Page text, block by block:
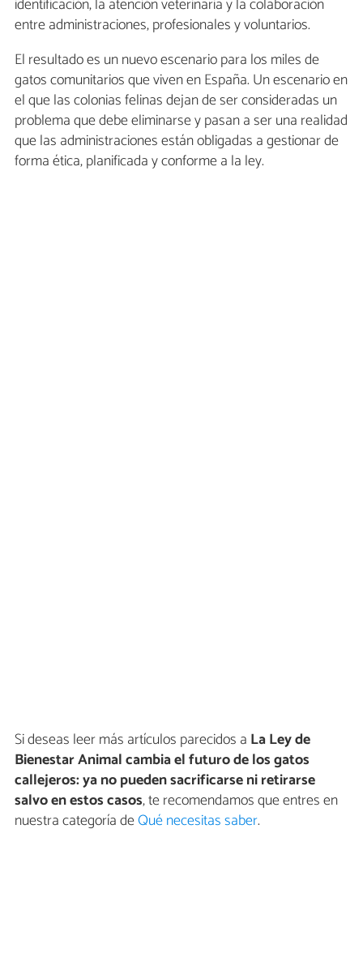
entre administraciones, profesionales y voluntarios.
El resultado es un nuevo escenario para los miles de
gatos comunitarios que viven en España. Un escenario en
el que las colonias felinas dejan de ser consideradas un
problema que debe eliminarse y pasan a ser una realidad
que las administraciones están obligadas a gestionar de
forma ética, planificada y conforme a la ley.
Si deseas leer más artículos parecidos a La Ley de
Bienestar Animal cambia el futuro de los gatos
callejeros: ya no pueden sacrificarse ni retirarse
salvo en estos casos, te recomendamos que entres en
nuestra categoría deQué necesitas saber.